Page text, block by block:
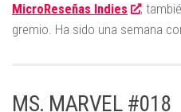
MicroReseñas Indies
,
gremio. Ha sido una semana
MS. MARVEL #018